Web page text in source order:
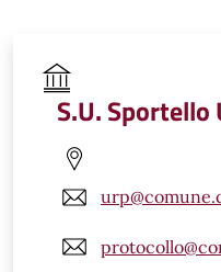
S.U. Sportello